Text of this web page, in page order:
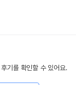
기를 확인할 수 있어요.